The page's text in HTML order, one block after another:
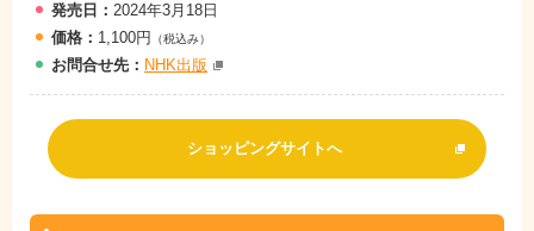
発売日： 2024年3月18日
価格： 1,100円 （税込み）
お問合せ先： NHK出版
ショッピングサイトへ